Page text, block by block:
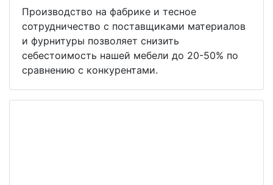
Производство на фабрике и тесное
сотрудничество с поставщиками материалов
и фурнитуры позволяет снизить
себестоимость нашей мебели до 20-50% по
сравнению с конкурентами.